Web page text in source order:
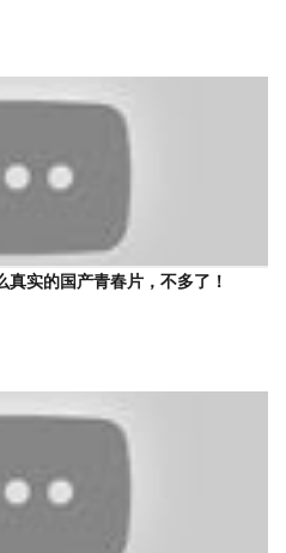
真实的国产青春片，不多了！